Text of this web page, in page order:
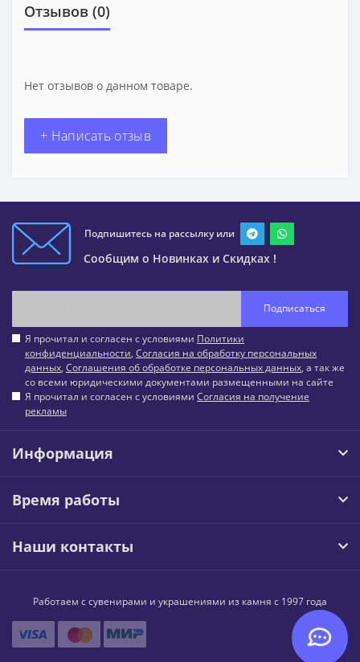
Отзывов (0)
Нет отзывов о данном товаре.
+ Написать отзыв
Подпишитесь на рассылку или
Сообщим о Новинках и Скидках !
Подписаться
Я прочитал и согласен с условиями Политики
конфиденциальности, Согласия на обработку персональных
данных, Соглашения об обработке персональных данных, а так же
со всеми юридическими документами размещенными на сайте
Я прочитал и согласен с условиями Согласия на получение
рекламы
Информация
Время работы
Наши контакты
Работаем с сувенирами и украшениями из камня с 1997 года